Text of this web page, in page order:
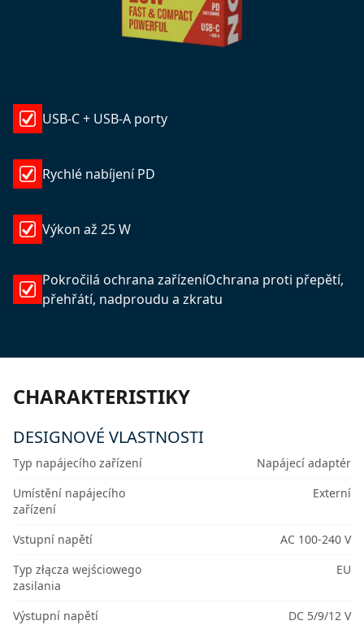
USB-C + USB-A porty
Rychlé nabíjení PD
Výkon až 25 W
Pokročilá ochrana zařízeníOchrana proti přepětí,
přehřátí, nadproudu a zkratu
CHARAKTERISTIKY
DESIGNOVÉ VLASTNOSTI
Typ napájecího zařízení
Napájecí adaptér
Umístění napájecího
zařízení
Externí
Vstupní napětí
AC 100-240 V
Typ złącza wejściowego
zasilania
EU
Výstupní napětí
DC 5/9/12 V